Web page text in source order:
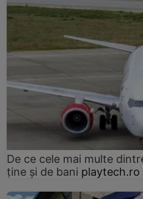
De ce cele mai multe
ține și de bani playtech.ro